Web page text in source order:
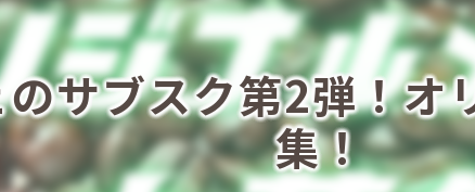
サブスク第2弾！オ
集！